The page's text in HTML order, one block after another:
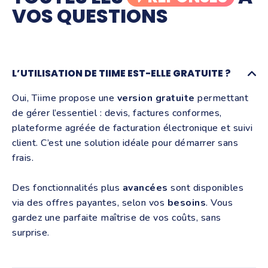
VOS QUESTIONS
L’UTILISATION DE TIIME EST-ELLE GRATUITE ?
Oui, Tiime propose une version gratuite permettant
de gérer l’essentiel : devis, factures conformes,
plateforme agréée de facturation électronique et suivi
client. C’est une solution idéale pour démarrer sans
frais.
Des fonctionnalités plus avancées sont disponibles
via des offres payantes, selon vos besoins. Vous
gardez une parfaite maîtrise de vos coûts, sans
surprise.